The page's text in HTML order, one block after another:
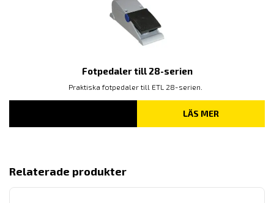
Fotpedaler till 28-serien
Praktiska fotpedaler till ETL 28-serien.
LÄS MER
Relaterade produkter